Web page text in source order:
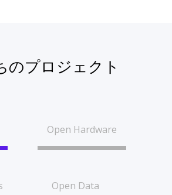
のプロジェクト
Open Hardware
Open Data